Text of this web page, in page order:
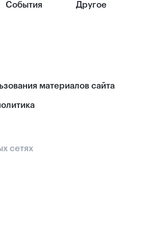
События Другое
материалов сайта
сетях